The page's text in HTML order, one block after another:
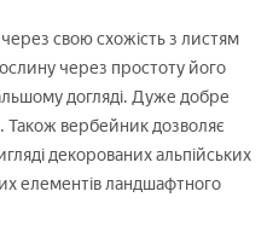
свою схожість з листям
через простоту його
догляді. Дуже добре
Також вербейник дозволяє
декорованих альпійських
елементів ландшафтного